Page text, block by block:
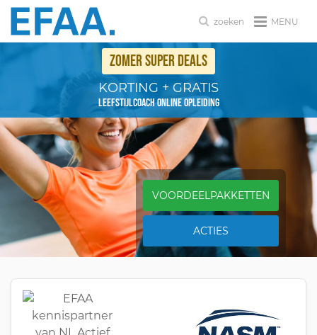
MENU
zoeken
ZOMER SUPER DEALS
KORTING + GRATIS
LEEFSTIJLCOACH ONLINE OPLEIDING
VOORDEELPAKKETTEN
ACTIES